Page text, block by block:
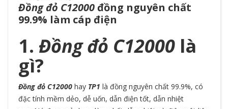
Đồng đỏ C12000 đồng nguyên chất
99.9% làm cáp điện
1. Đồng đỏ C12000 là
gì?
Đồng đỏ C12000 hay TP1 là đồng nguyên chất 99.9%, có
đặc tính mềm dẻo, dễ uốn, dẫn điện tốt, dẫn nhiệt